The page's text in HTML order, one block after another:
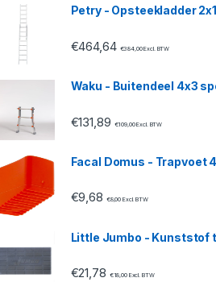
Petry - Opsteekladder
€464,64 €384,00Excl. BTW
Waku - Buitendeel 4x3
€131,89 €109,00Excl. BTW
Facal Domus - Trapvoet
€9,68 €8,00 Excl. BTW
Little Jumbo - Kunststof
€21,78 €18,00Excl. BTW